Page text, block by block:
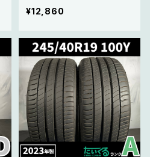
DWS06 PLUS コンチネン
タル エクストリームコンタ
製 バラ売り】1本
¥12,860